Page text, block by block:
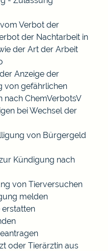
Verbot der
der Nachtarbeit in
der Art der Arbeit
Anzeige der
von gefährlichen
nach ChemVerbotsV
bei Wechsel der
von Bürgergeld
Kündigung nach
von Tierversuchen
melden
erstatten
oder Tierärztin aus